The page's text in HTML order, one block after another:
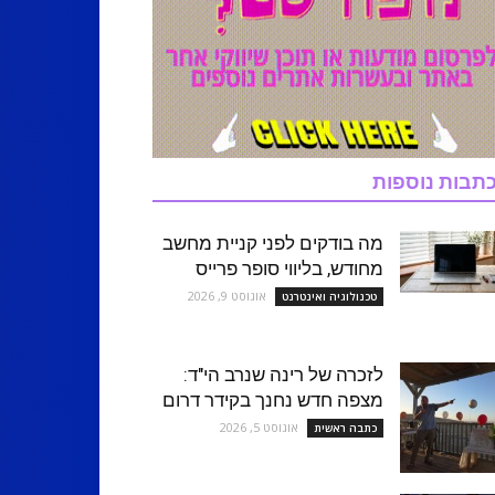
נוספות
מה בודקים לפני קניית מחשב
מחודש, בליווי סופר פרייס
טכנולוגיה ואינטרנט אוגוסט 9, 2026
לזכרה של רינה שנרב הי"ד:
מצפה חדש נחנך בקידר דרום
כתבה ראשית אוגוסט 5, 2026